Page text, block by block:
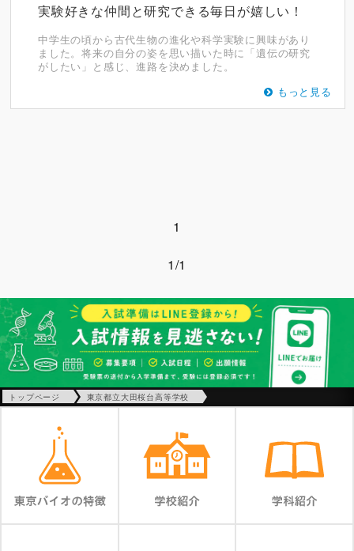
実験好きな仲間と研究できる毎日が嬉しい！
中学生の頃から古代生物の進化や科学実験に興味があり
ました。将来の自分の姿を思い描いた時に「遺伝の研究
がしたい」と感じ、進路を決めました。
もっと見る
1
1/1
トップページ 東京都立大田桜台高等学校